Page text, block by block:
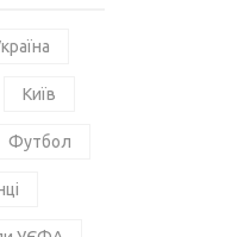
Київ
Футбол